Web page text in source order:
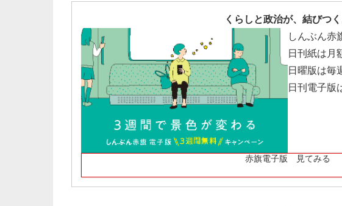
くらしと政治が、結びつく
しんぶん赤
日刊紙は月
日曜版は毎
日刊電子版
赤旗電子版 見てみる